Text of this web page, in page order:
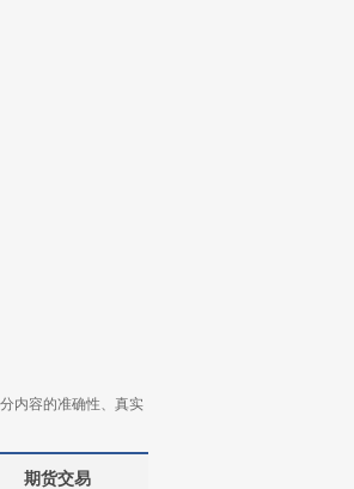
内容的准确性、真实
期货交易